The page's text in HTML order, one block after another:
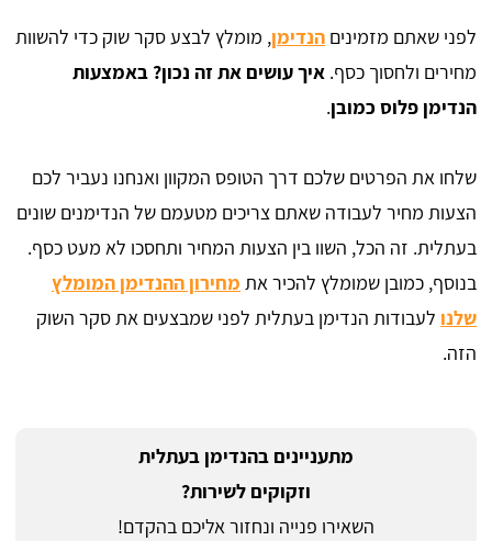
לפני שאתם מזמינים הנדימן, מומלץ לבצע סקר שוק כדי להשוות
מחירים ולחסוך כסף. איך עושים את זה נכון? באמצעות
הנדימן פלוס כמובן.
שלחו את הפרטים שלכם דרך הטופס המקוון ואנחנו נעביר לכם
הצעות מחיר לעבודה שאתם צריכים מטעמם של הנדימנים שונים
בעתלית. זה הכל, השוו בין הצעות המחיר ותחסכו לא מעט כסף.
בנוסף, כמובן שמומלץ להכיר את מחירון ההנדימן המומלץ
שלנו לעבודות הנדימן בעתלית לפני שמבצעים את סקר השוק
הזה.
מתעניינים בהנדימן בעתלית
וזקוקים לשירות?
השאירו פנייה ונחזור אליכם בהקדם!